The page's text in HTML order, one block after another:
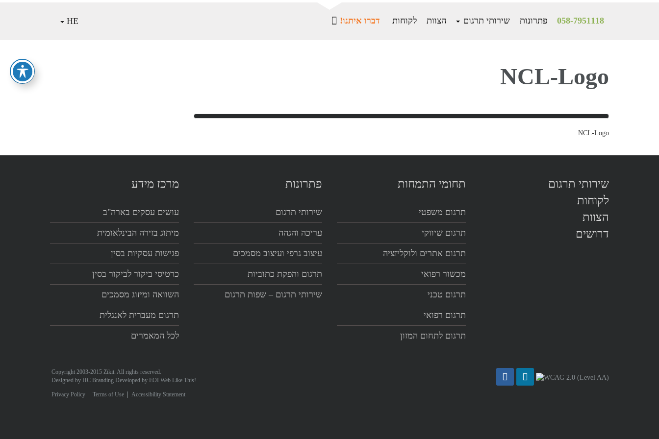
HE 058-7951118 פתרונות שירותי תרגום הצוות לקוחות דברו איתנו!
NCL-Logo
NCL-Logo
שירותי תרגום
לקוחות
הצוות
דרושים
תחומי התמחות
תרגום משפטי
תרגום שיווקי
תרגום אתרים ולוקליזציה
מכשור רפואי
תרגום טכני
תרגום רפואי
תרגום לתחום המזון
פתרונות
שירותי תרגום
עריכה והגהה
עיצוב גרפי ועיצוב מסמכים
תרגום והפקת כתוביות
שירותי תרגום – שפות תרגום
מרכז מידע
עושים עסקים בארה"ב
מיתוג בזירה הבינלאומית
פגישות עסקיות בסין
כרטיסי ביקור לביקור בסין
השוואה ומיזוג מסמכים
תרגום מעברית לאנגלית
לכל המאמרים
Copyright 2003-2015 Zikit. All rights reserved.
Designed by HC Branding Developed by EOI Web Like This!
Privacy Policy Terms of Use Accessibility Statement